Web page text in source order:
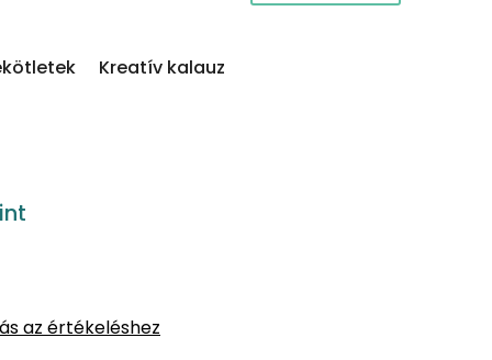
Kreatív kalauz
az értékeléshez